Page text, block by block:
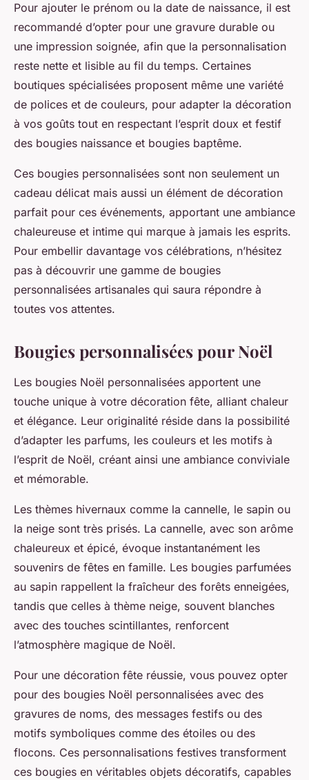
Pour ajouter le prénom ou la date de naissance, il est
recommandé d’opter pour une gravure durable ou
une impression soignée, afin que la personnalisation
reste nette et lisible au fil du temps. Certaines
boutiques spécialisées proposent même une variété
de polices et de couleurs, pour adapter la décoration
à vos goûts tout en respectant l’esprit doux et festif
des bougies naissance et bougies baptême.
Ces bougies personnalisées sont non seulement un
cadeau délicat mais aussi un élément de décoration
parfait pour ces événements, apportant une ambiance
chaleureuse et intime qui marque à jamais les esprits.
Pour embellir davantage vos célébrations, n’hésitez
pas à découvrir une gamme de bougies
personnalisées artisanales qui saura répondre à
toutes vos attentes.
Bougies personnalisées pour Noël
Les bougies Noël personnalisées apportent une
touche unique à votre décoration fête, alliant chaleur
et élégance. Leur originalité réside dans la possibilité
d’adapter les parfums, les couleurs et les motifs à
l’esprit de Noël, créant ainsi une ambiance conviviale
et mémorable.
Les thèmes hivernaux comme la cannelle, le sapin ou
la neige sont très prisés. La cannelle, avec son arôme
chaleureux et épicé, évoque instantanément les
souvenirs de fêtes en famille. Les bougies parfumées
au sapin rappellent la fraîcheur des forêts enneigées,
tandis que celles à thème neige, souvent blanches
avec des touches scintillantes, renforcent
l’atmosphère magique de Noël.
Pour une décoration fête réussie, vous pouvez opter
pour des bougies Noël personnalisées avec des
gravures de noms, des messages festifs ou des
motifs symboliques comme des étoiles ou des
flocons. Ces personnalisations festives transforment
ces bougies en véritables objets décoratifs, capables